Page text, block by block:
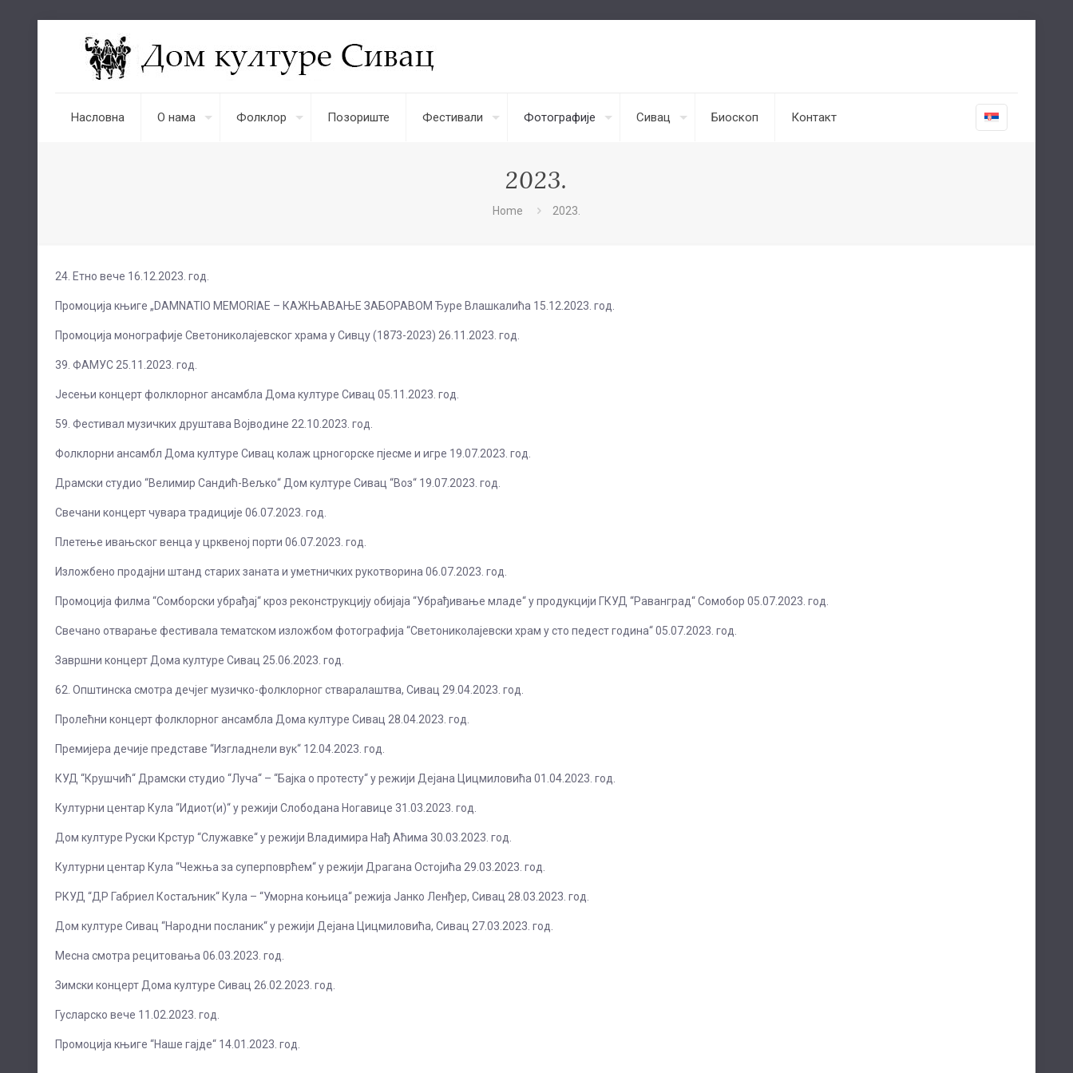
Насловна О нама Фолклор Позориште Фестивали Фотографије Сивац Биоскоп Контакт
2023.
Home 2023.
24. Етно вече 16.12.2023. год.
Промоција књиге „DAMNATIO MEMORIAE – КАЖЊАВАЊЕ ЗАБОРАВОМ Ђуре Влашкалића 15.12.2023. год.
Промоција монографије Светониколајевског храма у Сивцу (1873-2023) 26.11.2023. год.
39. ФАМУС 25.11.2023. год.
Јесењи концерт фолклорног ансамбла Дома културе Сивац 05.11.2023. год.
59. Фестивал музичких друштава Војводине 22.10.2023. год.
Фолклорни ансамбл Дома културе Сивац колаж црногорске пјесме и игре 19.07.2023. год.
Драмски студио “Велимир Сандић-Вељко“ Дом културе Сивац “Воз“ 19.07.2023. год.
Свечани концерт чувара традиције 06.07.2023. год.
Плетење ивањског венца у црквеној порти 06.07.2023. год.
Изложбено продајни штанд старих заната и уметничких рукотворина 06.07.2023. год.
Промоција филма “Сомборски убрађај“ кроз реконструкцију обијаја “Убрађивање младе“ у продукцији ГКУД “Раванград“ Сомобор 05.07.2023. год.
Свечано отварање фестивала тематском изложбом фотографија “Светониколајевски храм у сто педест година“ 05.07.2023. год.
Завршни концерт Дома културе Сивац 25.06.2023. год.
62. Општинска смотра дечјег музичко-фолклорног стваралаштва, Сивац 29.04.2023. год.
Пролећни концерт фолклорног ансамбла Дома културе Сивац 28.04.2023. год.
Премијера дечије представе “Изгладнели вук“ 12.04.2023. год.
КУД “Крушчић“ Драмски студио “Луча“ – “Бајка о протесту“ у режији Дејана Цицмиловића 01.04.2023. год.
Културни центар Кула “Идиот(и)“ у режији Слободана Ногавице 31.03.2023. год.
Дом културе Руски Крстур “Служавке“ у режији Владимира Нађ Аћима 30.03.2023. год.
Културни центар Кула “Чежња за суперповрћем“ у режији Драгана Остојића 29.03.2023. год.
РКУД “ДР Габриел Костаљник“ Кула – “Уморна коњица“ режија Јанко Ленђер, Сивац 28.03.2023. год.
Дом културе Сивац “Народни посланик“ у режији Дејана Цицмиловића, Сивац 27.03.2023. год.
Месна смотра рецитовања 06.03.2023. год.
Зимски концерт Дома културе Сивац 26.02.2023. год.
Гусларско вече 11.02.2023. год.
Промоција књиге “Наше гајде“ 14.01.2023. год.